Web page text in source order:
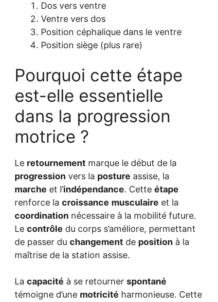
Dos vers ventre
Ventre vers dos
Position céphalique dans le ventre
Position siège (plus rare)
Pourquoi cette étape
est-elle essentielle
dans la progression
motrice ?
Le retournement marque le début de la
progression vers la posture assise, la
marche et l’indépendance. Cette étape
renforce la croissance musculaire et la
coordination nécessaire à la mobilité future.
Le contrôle du corps s’améliore, permettant
de passer du changement de position à la
maîtrise de la station assise.
La capacité à se retourner spontané
témoigne d’une motricité harmonieuse. Cette